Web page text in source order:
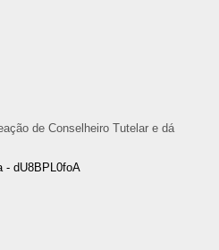
de Conselheiro Tutelar e dá
- dU8BPL0foA